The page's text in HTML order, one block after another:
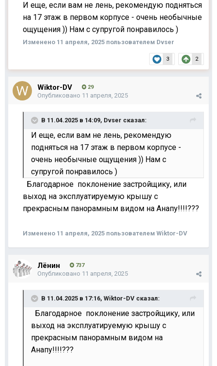
И еще, если вам не лень, рекомендую подняться
на 17 этаж в первом корпусе - очень необычные
ощущения )) Нам с супругой понравилось )
Изменено 11 апреля, 2025 пользователем Dvser
3 2
Wiktor-DV 29
Опубликовано 11 апреля, 2025
В 11.04.2025 в 14:09, Dvser сказал:
И еще, если вам не лень, рекомендую
подняться на 17 этаж в первом корпусе -
очень необычные ощущения )) Нам с
супругой понравилось )
Благодарное поклонение застройщику, или
выход на эксплуатируемую крышу с
прекрасным панорамным видом на Анапу!!!!???
Изменено 11 апреля, 2025 пользователем Wiktor-DV
Лёнин 737
Опубликовано 11 апреля, 2025
В 11.04.2025 в 17:16, Wiktor-DV сказал:
Благодарное поклонение застройщику, или
выход на эксплуатируемую крышу с
прекрасным панорамным видом на
Анапу!!!!???